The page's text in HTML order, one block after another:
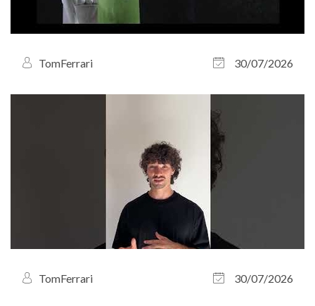
TomFerrari 30/07/2026
TomFerrari 30/07/2026